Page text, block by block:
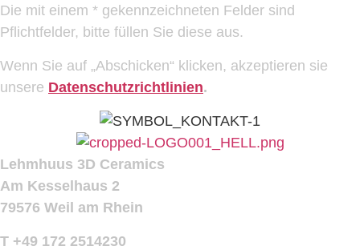
Die mit einem * gekennzeichneten Felder sind
Pflichtfelder, bitte füllen Sie diese aus.
Wenn Sie auf „Abschicken“ klicken, akzeptieren sie
unsere Datenschutzrichtlinien.
Lehmhuus 3D Ceramics
Am Kesselhaus 2
79576 Weil am Rhein
T +49 172 2514230